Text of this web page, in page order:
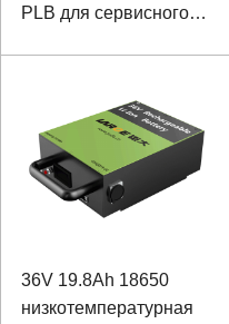
PLB для сервисного
36V 19.8Ah 18650
низкотемпературная